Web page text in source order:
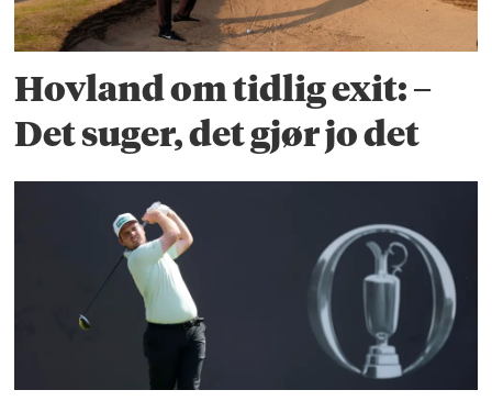
Hovland om tidlig exit: –
Det suger, det gjør jo det